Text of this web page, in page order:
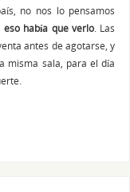
no nos lo pensamos
eso había que verlo . Las
antes de agotarse, y
misma sala, para el día